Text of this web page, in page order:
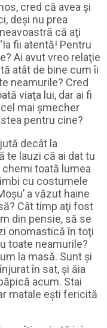
cred că avea şi
deşi nu prea
că aţi
fii atentă! Pentru
Ai avut vreo relaţie
atât de bine cum îi
neamurile? Cred
viaţa lui, dar ai fi
mai şmecher
pentru cine?
decât la
te lauzi că ai dat tu
chemi toată lumea
cu costumele
a văzut haine
Cât timp aţi fost
din pensie, să se
onomastică în toţi
toate neamurile?
la masă. Sunt şi
în sat, şi ăia
acum. Stai
matale eşti fericită